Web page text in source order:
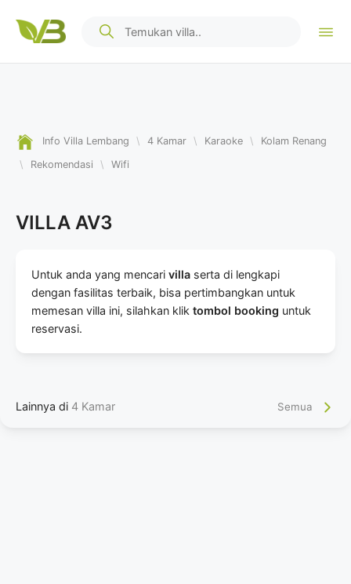
Info Villa Lembang \ 4 Kamar \ Karaoke \
Kolam Renang
\
Rekomendasi \ Wifi
VILLA AV3
Untuk anda yang mencari villa serta di lengkapi
dengan fasilitas terbaik, bisa pertimbangkan untuk
memesan villa ini, silahkan klik tombol booking untuk
reservasi.
Lainnya di 4 Kamar Semua